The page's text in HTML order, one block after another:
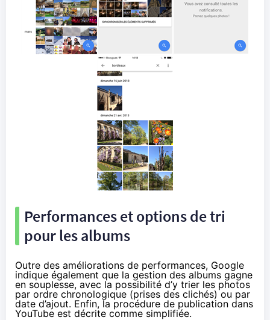
Performances et options de tri
pour les albums
Outre des améliorations de performances, Google
indique également que la gestion des albums gagne
en souplesse, avec la possibilité d’y trier les photos
par ordre chronologique (prises des clichés) ou par
date d’ajout. Enfin, la procédure de publication dans
YouTube est décrite comme simplifiée.